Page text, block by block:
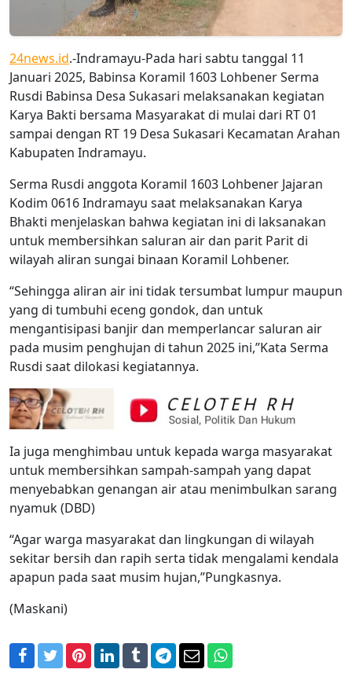
24news.id.-Indramayu-Pada hari sabtu tanggal 11
Januari 2025, Babinsa Koramil 1603 Lohbener Serma
Rusdi Babinsa Desa Sukasari melaksanakan kegiatan
Karya Bakti bersama Masyarakat di mulai dari RT 01
sampai dengan RT 19 Desa Sukasari Kecamatan Arahan
Kabupaten Indramayu.
Serma Rusdi anggota Koramil 1603 Lohbener Jajaran
Kodim 0616 Indramayu saat melaksanakan Karya
Bhakti menjelaskan bahwa kegiatan ini di laksanakan
untuk membersihkan saluran air dan parit Parit di
wilayah aliran sungai binaan Koramil Lohbener.
“Sehingga aliran air ini tidak tersumbat lumpur maupun
yang di tumbuhi eceng gondok, dan untuk
mengantisipasi banjir dan memperlancar saluran air
pada musim penghujan di tahun 2025 ini,”Kata Serma
Rusdi saat dilokasi kegiatannya.
Ia juga menghimbau untuk kepada warga masyarakat
untuk membersihkan sampah-sampah yang dapat
menyebabkan genangan air atau menimbulkan sarang
nyamuk (DBD)
“Agar warga masyarakat dan lingkungan di wilayah
sekitar bersih dan rapih serta tidak mengalami kendala
apapun pada saat musim hujan,”Pungkasnya.
(Maskani)
Facebook
TwitterPinterest
LinkedIn
TumblrTelegram
EmailWhatsApp